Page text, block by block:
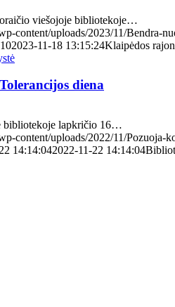
viešojoje bibliotekoje…
content/uploads/2023/11/Bendra-
2023-11-18 13:15:24Klaipėdos
diena
bibliotekoje lapkričio 16…
content/uploads/2022/11/Pozuoja-
14:14:042022-11-22 14:14:04